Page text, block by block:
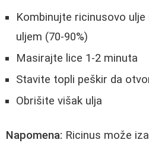
Kombinujte ricinusovo ulje
uljem (70-90%)
Masirajte lice 1-2 minuta
Stavite topli peškir da
Obrišite višak ulja
Napomena: Ricinus može